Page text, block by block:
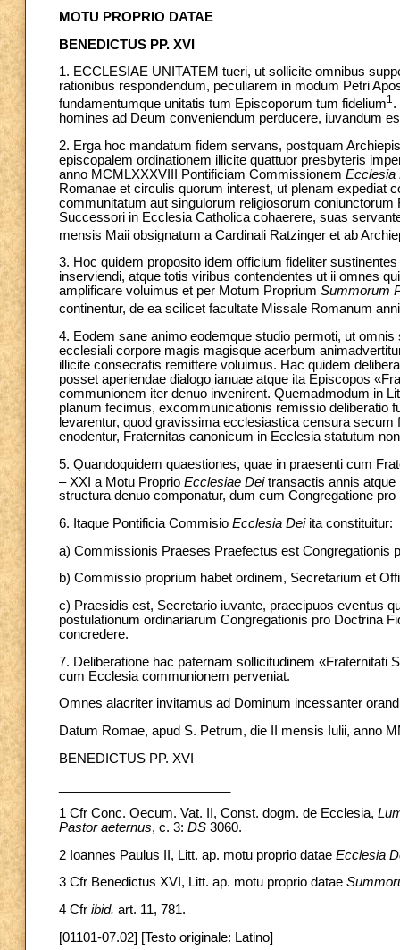
MOTU PROPRIO DATAE
BENEDICTUS PP. XVI
1. ECCLESIAE UNITATEM tueri, ut sollicite omnibus
rationibus respondendum, peculiarem in modum Petri
fundamentumque unitatis tum Episcoporum tum fidelium1.
homines ad Deum conveniendum perducere, iuvandum
2. Erga hoc mandatum fidem servans, postquam
episcopalem ordinationem illicite quattuor presbyteris
anno MCMLXXXVIII Pontificiam Commissionem
Romanae et circulis quorum interest, ut plenam
communitatum aut singulorum religiosorum
Successori in Ecclesia Catholica cohaerere, suas
mensis Maii obsignatum a Cardinali Ratzinger et ab
3. Hoc quidem proposito idem officium fideliter
inserviendi, atque totis viribus contendentes ut ii omnes
amplificare voluimus et per Motum Proprium Summorum
continentur, de ea scilicet facultate Missale Romanum
4. Eodem sane animo eodemque studio permoti, ut
ecclesiali corpore magis magisque acerbum
illicite consecratis remittere voluimus. Hac quidem
posset aperiendae dialogo ianuae atque ita Episcopos
communionem iter denuo invenirent. Quemadmodum in
planum fecimus, excommunicationis remissio deliberatio
levarentur, quod gravissima ecclesiastica censura
enodentur, Fraternitas canonicum in Ecclesia statutum
5. Quandoquidem quaestiones, quae in praesenti cum
– XXI a Motu Proprio Ecclesiae Deitransactis annis atque
structura denuo componatur, dum cum Congregatione
6. Itaque Pontificia Commisio Ecclesia Deiita constituitur:
a) Commissionis Praeses Praefectus est Congregationis
b) Commissio proprium habet ordinem, Secretarium et
c) Praesidis est, Secretario iuvante, praecipuos eventus
postulationum ordinariarum Congregationis pro Doctrina
concredere.
7. Deliberatione hac paternam sollicitudinem «Fraternitati
cum Ecclesia communionem perveniat.
Omnes alacriter invitamus ad Dominum incessanter
Datum Romae, apud S. Petrum, die II mensis Iulii, anno
BENEDICTUS PP. XVI
1 Cfr Conc. Oecum. Vat. II, Const. dogm. de Ecclesia,
Pastor aeternus, c. 3: DS 3060.
2 Ioannes Paulus II, Litt. ap. motu proprio datae Ecclesia
3 Cfr Benedictus XVI, Litt. ap. motu proprio datae
4 Cfr ibid. art. 11, 781.
[01101-07.02] [Testo originale: Latino]